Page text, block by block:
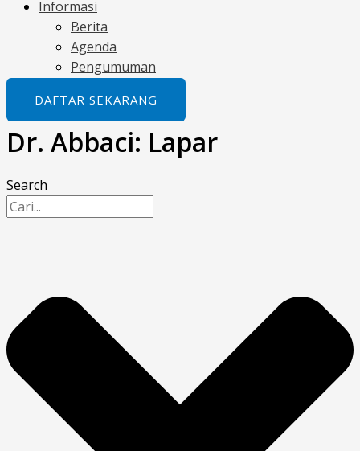
Informasi
Berita
Agenda
Pengumuman
DAFTAR SEKARANG
Dr. Abbaci: Lapar
Search